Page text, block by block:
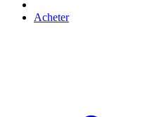
Acheter